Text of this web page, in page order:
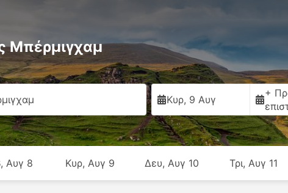
Μπέρμιγχαμ
Κυρ, 9 Αυγ
+
Αυγ 8 Κυρ, Αυγ 9 Δευ, Αυγ 10 Τρι, Αυγ 11